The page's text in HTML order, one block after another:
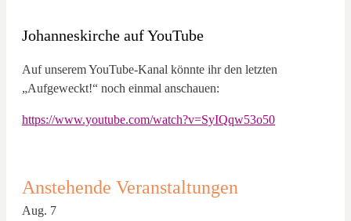
Johanneskirche auf YouTube
Auf unserem YouTube-Kanal könnte ihr den letzten
„Aufgeweckt!“ noch einmal anschauen:
https://www.youtube.com/watch?v=SyIQqw53o50
Anstehende Veranstaltungen
Aug. 7